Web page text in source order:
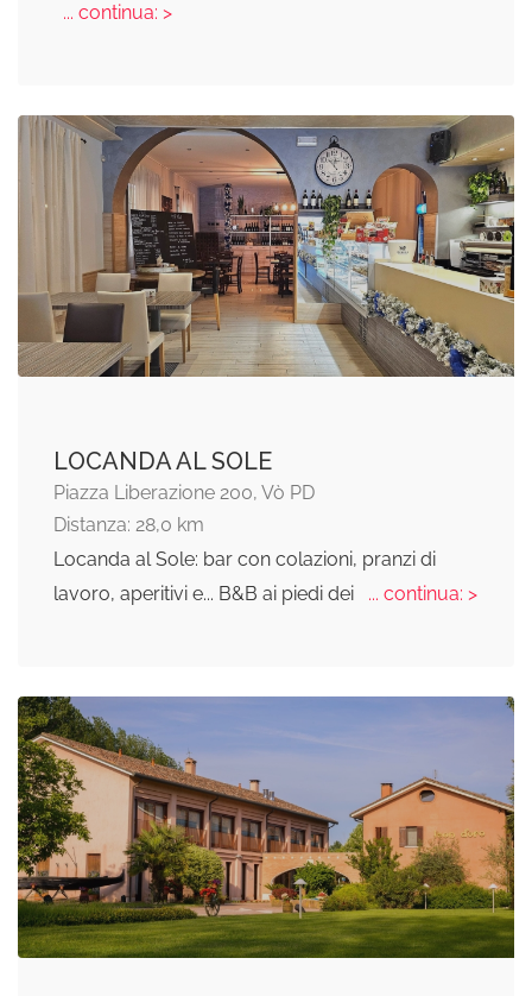
... continua: >
LOCANDA AL SOLE
Piazza Liberazione 200, Vò PD
Distanza: 28,0 km
Locanda al Sole: bar con colazioni, pranzi di
lavoro, aperitivi e... B&B ai piedi dei
... continua: >